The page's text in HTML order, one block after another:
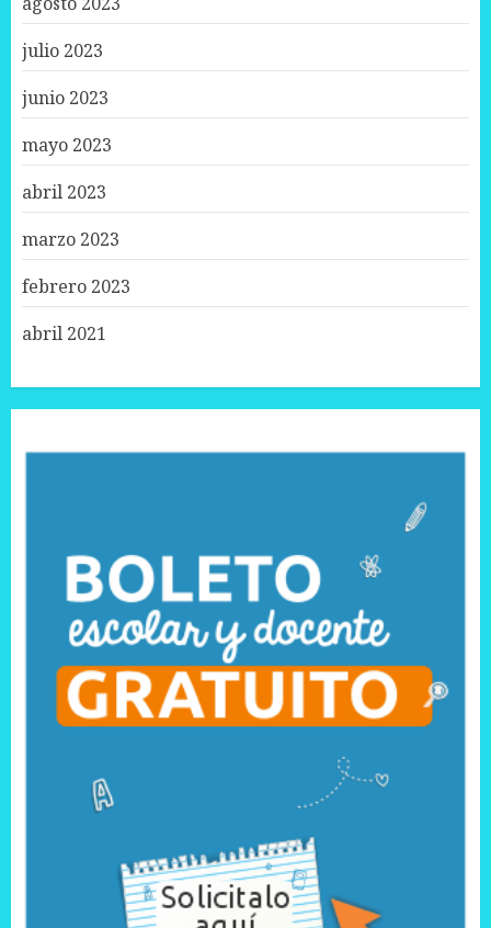
julio 2023
junio 2023
mayo 2023
abril 2023
marzo 2023
febrero 2023
abril 2021